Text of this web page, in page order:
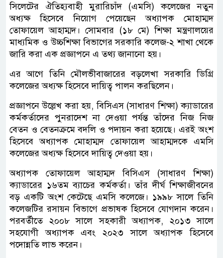
সিলেটের ঐতিহ্যবাহী মুরারিচাঁদ (এমসি) কলেজের নতুন
অধ্যক্ষ হিসেবে নিয়োগ পেয়েছেন অধ্যাপক মোহাম্মদ
তোফায়েল আহাম্মদ। সোমবার (১৮ মে) শিক্ষা মন্ত্রণালয়ের
মাধ্যমিক ও উচ্চশিক্ষা বিভাগের সরকারি কলেজ-২ শাখা থেকে
জারি করা এক প্রজ্ঞাপনে এ তথ্য জানানো হয়।
এর আগে তিনি মৌলভীবাজারের বড়লেখা সরকারি ডিগ্রি
কলেজের অধ্যক্ষ হিসেবে দায়িত্ব পালন করছিলেন।
প্রজ্ঞাপনে উল্লেখ করা হয়, বিসিএস (সাধারণ শিক্ষা) ক্যাডারের
কর্মকর্তাদের পুনরাদেশ না দেওয়া পর্যন্ত তাঁদের নিজ নিজ
বেতন ও বেতনক্রমে বদলি ও পদায়ন করা হয়েছে। এরই অংশ
হিসেবে অধ্যাপক মোহাম্মদ তোফায়েল আহাম্মদকে এমসি
কলেজের অধ্যক্ষ হিসেবে দায়িত্ব দেওয়া হয়।
অধ্যাপক তোফায়েল আহাম্মদ বিসিএস (সাধারণ শিক্ষা)
ক্যাডারের ১৬তম ব্যাচের কর্মকর্তা। তাঁর দীর্ঘ শিক্ষাজীবনের
বড় একটি অংশ কেটেছে এমসি কলেজে। ১৯৯৮ সালে তিনি
কলেজটির রসায়ন বিভাগে প্রভাষক হিসেবে যোগদান করেন।
পরবর্তীতে ২০০৮ সালে সহকারী অধ্যাপক, ২০১৩ সালে
সহযোগী অধ্যাপক এবং ২০২৩ সালে অধ্যাপক হিসেবে
পদোন্নতি লাভ করেন।